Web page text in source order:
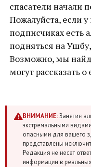
спасатели начали
Пожалуйста, если у
подписчиках есть
подняться на
Возможно, мы
могут рассказать о
ВНИМАНИЕ:Занятия
экстремальными
опасными для вашего
представлены
Редакция не несет
информации в